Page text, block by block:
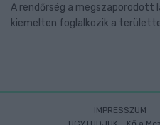
A rendőrség a megszaporodott
kiemelten foglalkozik a
IMPRESSZUM